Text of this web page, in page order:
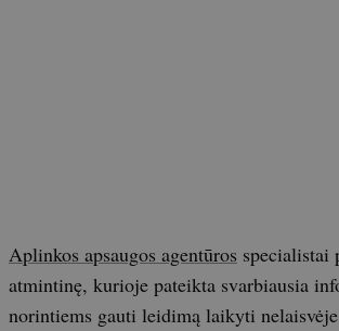
Aplinkos apsaugos agentūros specialistai
atmintinę, kurioje pateikta svarbiausia
norintiems gauti leidimą laikyti